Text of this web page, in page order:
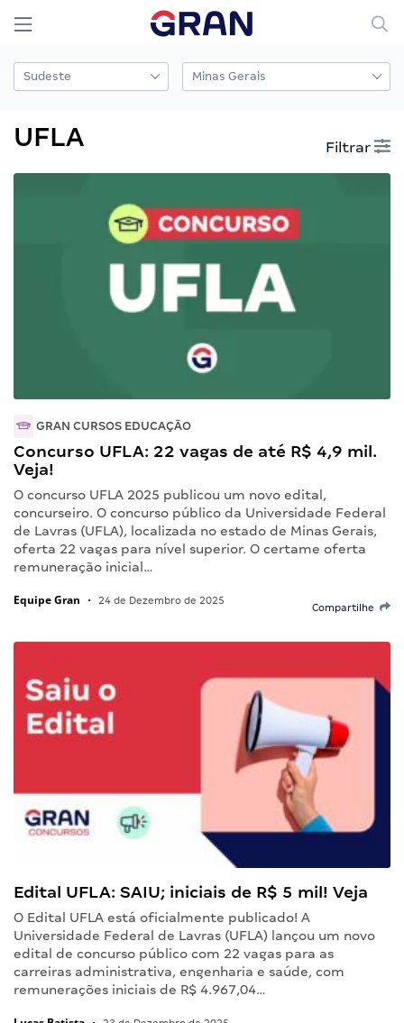
UFLA Filtrar
GRAN CURSOS EDUCAÇÃO
Concurso UFLA: 22 vagas de até R$ 4,9 mil.
Veja!
O concurso UFLA 2025 publicou um novo edital,
concurseiro. O concurso público da Universidade Federal
de Lavras (UFLA), localizada no estado de Minas Gerais,
oferta 22 vagas para nível superior. O certame oferta
remuneração inicial…
Equipe Gran • 24 de Dezembro de 2025
Compartilhe
Edital UFLA: SAIU; iniciais de R$ 5 mil! Veja
O Edital UFLA está oficialmente publicado! A
Universidade Federal de Lavras (UFLA) lançou um novo
edital de concurso público com 22 vagas para as
carreiras administrativa, engenharia e saúde, com
remunerações iniciais de R$ 4.967,04…